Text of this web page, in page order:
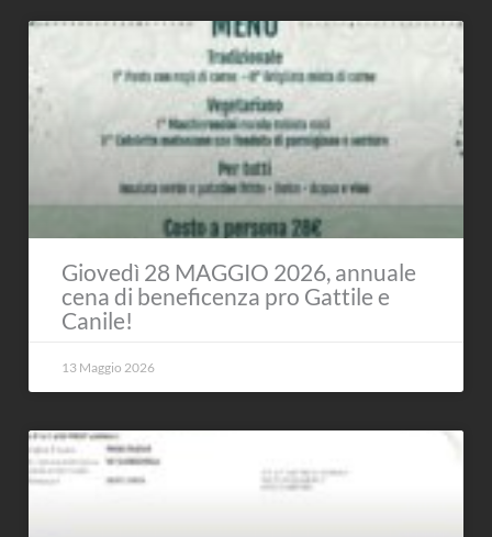
Giovedì 28 MAGGIO 2026, annuale
cena di beneficenza pro Gattile e
Canile!
13 Maggio 2026